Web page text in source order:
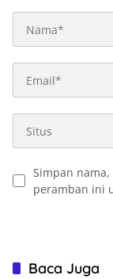
Simpan
peramban ini
Baca Juga